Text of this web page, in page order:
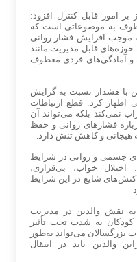
بر امور قابل کنترل افزود:
به موضوعاتی است که
موجب افزایش فشار روانی
حوزه‌های قابل مدیریت مانند
و آمادگی‌های فردی معطوف
با هشدار نسبت به گرایش
اظهار کرد: قطع ارتباطات
نمی‌کند بلکه می‌تواند آن
فشارهای روانی و حفظ
هیجانی و کاهش تنش دارد.
جسمی و روانی در شرایط
خواب، بی‌قراری،
شایع در این شرایط
نقش والدین در مدیریت
به شدت تحت تأثیر
بزرگسالان می‌تواند به‌طور
والدین باید در انتقال